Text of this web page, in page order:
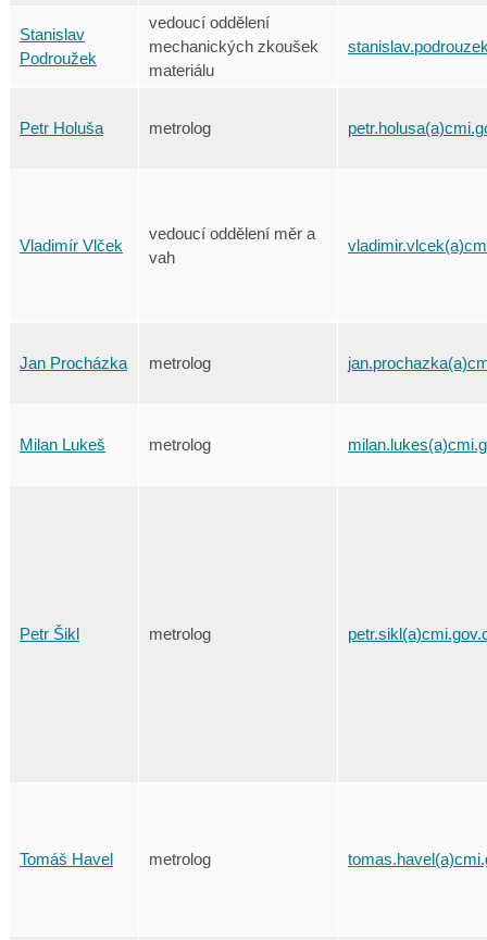
Stanislav
Podroužek
vedoucí oddělení
mechanických zkoušek
materiálu
Petr Holuša metrolog
Vladimír Vlček
vedoucí oddělení měr a
vah
Jan Procházka metrolog
Milan Lukeš metrolog
Petr Šikl metrolog
Tomáš Havel metrolog